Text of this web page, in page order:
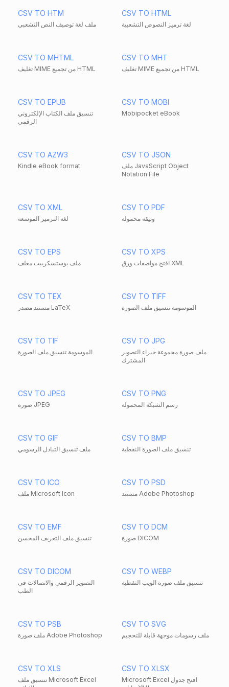
CSV TO HTM
ملف لغة توصيف النص التشعبي
CSV TO HTML
لغة ترميز النصوص التشعبية
CSV TO MHTML
تغليف MIME من تجميع HTML
CSV TO MHT
تغليف MIME من تجميع HTML
CSV TO EPUB
تنسيق ملف الكتاب الإلكتروني
الرقمي
CSV TO MOBI
Mobipocket eBook
CSV TO AZW3
Kindle eBook format
CSV TO JSON
ملف JavaScript Object
Notation File
CSV TO XML
لغة الترميز الموسعة
CSV TO PDF
وثيقة محمولة
CSV TO EPS
ملف بوستسكريبت مغلف
CSV TO XPS
افتح مواصفات ورق XML
CSV TO TEX
مستند مصدر LaTeX
CSV TO TIFF
الموسومة تنسيق ملف الصورة
CSV TO TIF
الموسومة تنسيق ملف الصورة
CSV TO JPG
ملف صورة مجموعة خبراء التصوير
المشترك
CSV TO JPEG
صورة JPEG
CSV TO PNG
رسم الشبكة المحمولة
CSV TO GIF
ملف تنسيق التبادل الرسومي
CSV TO BMP
تنسيق ملف الصورة النقطية
CSV TO ICO
ملف Microsoft Icon
CSV TO PSD
مستند Adobe Photoshop
CSV TO EMF
تنسيق ملف التعريف المحسن
CSV TO DCM
صورة DICOM
CSV TO DICOM
التصوير الرقمي والاتصالات في
الطب
CSV TO WEBP
تنسيق ملف صورة الويب النقطية
CSV TO PSB
ملف صورة Adobe Photoshop
CSV TO SVG
ملف رسومات موجهة قابلة للتحجيم
CSV TO XLS
تنسيق ملف Microsoft Excel
CSV TO XLSX
Microsoft Excel افتح جدول